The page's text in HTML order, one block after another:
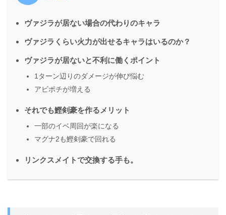
ヴァジラが居ない場合の代わりのキャラ
ヴァジラくらい火力が出せるキャラはいるのか？
ヴァジラが居ないと不利に働くポイント
1ターン辺りのダメージが伸び悩む
アビポチが増える
それでも鰹剣豪を作るメリット
一部のイベ周回が楽になる
マグナ2も鰹剣豪で回れる
リンクスメイトで交換する手も。